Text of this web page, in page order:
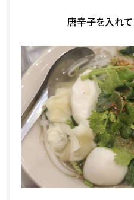
唐辛子を入れて